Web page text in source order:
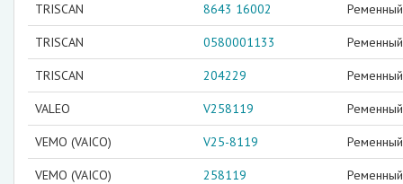
TRISCAN 8643 16002
TRISCAN 0580001133
TRISCAN 204229
VALEO V258119
VEMO (VAICO) V25-8119
VEMO (VAICO) 258119